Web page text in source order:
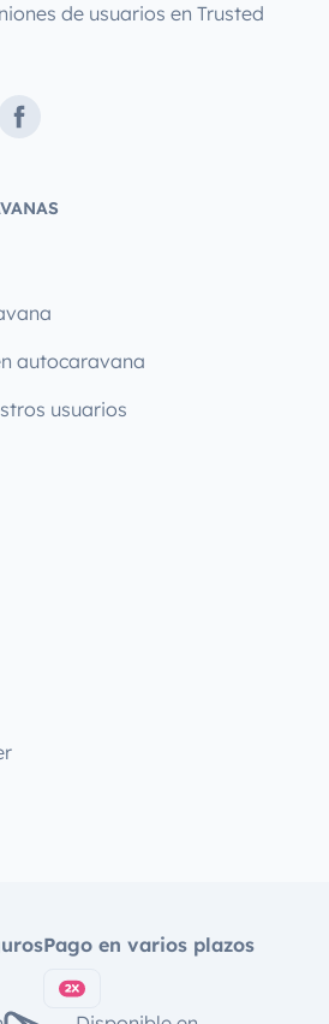
de usuarios en Trusted
Facebook
autocaravana
usuarios
Pago en varios plazos